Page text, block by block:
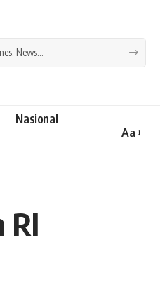
Nasional
Font
Aa
RI